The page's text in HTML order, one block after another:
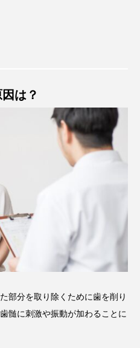
は？
部分を取り除くために歯を削り
髄に刺激や振動が加わることに